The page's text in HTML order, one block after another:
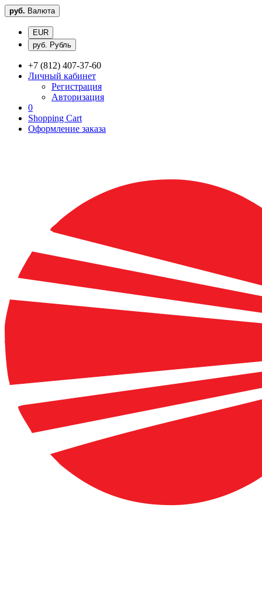
руб. Валюта
EUR
руб. Рубль
+7 (812) 407-37-60
Личный кабинет
Регистрация
Авторизация
0
Shopping Cart
Оформление заказа